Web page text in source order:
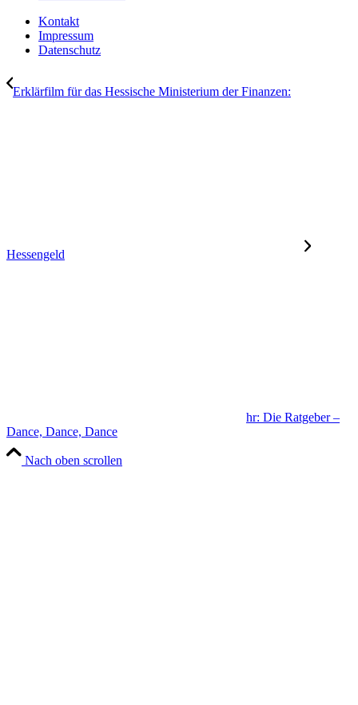
Kontakt
Impressum
Datenschutz
Erklärfilm für das Hessische Ministerium der Finanzen:
Hessengeld
hr: Die Ratgeber –
Dance, Dance, Dance
Nach oben scrollen